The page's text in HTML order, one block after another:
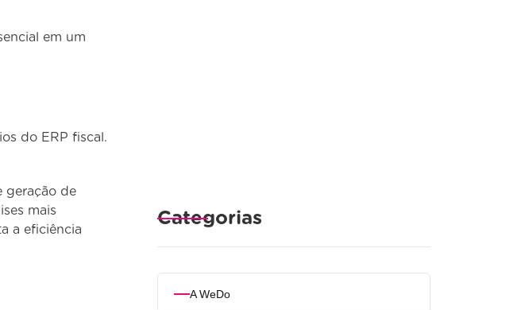
em um
do ERP fiscal.
geração de
mais
a eficiência
Categorias
A WeDo